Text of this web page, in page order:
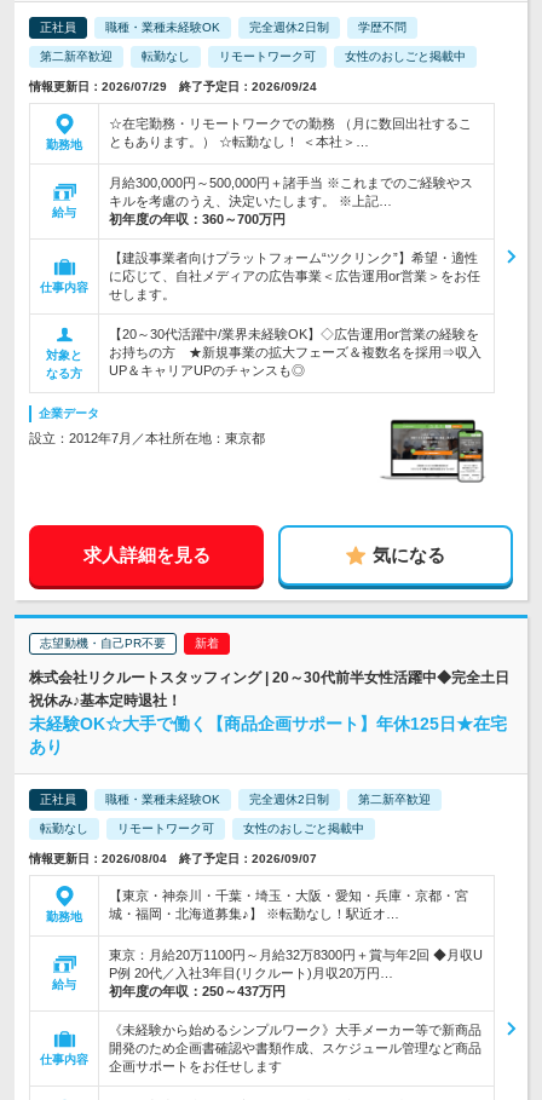
正社員 職種・業種未経験OK 完全週休2日制 学歴不問
第二新卒歓迎 転勤なし リモートワーク可 女性のおしごと掲載中
情報更新日：2026/07/29 終了予定日：2026/09/24
勤務地
☆在宅勤務・リモートワークでの勤務 （月に数回出社するこ
ともあります。） ☆転勤なし！ ＜本社＞…
給与
月給300,000円～500,000円＋諸手当 ※これまでのご経験やス
キルを考慮のうえ、決定いたします。 ※上記…
初年度の年収： 360～700万円
仕事内容
【建設事業者向けプラットフォーム“ツクリンク”】希望・適性
に応じて、自社メディアの広告事業＜広告運用or営業＞をお任
せします。
対象と
なる方
【20～30代活躍中/業界未経験OK】◇広告運用or営業の経験を
お持ちの方 ★新規事業の拡大フェーズ＆複数名を採用⇒収入
UP＆キャリアUPのチャンスも◎
企業データ
設立：2012年7月／本社所在地：東京都
求人詳細を見る 気になる
志望動機・自己PR不要
株式会社リクルートスタッフィング | 20～30代前半女性活躍中◆完全土日
祝休み♪基本定時退社！
未経験OK☆大手で働く【商品企画サポート】年休125日★在宅
あり
正社員 職種・業種未経験OK 完全週休2日制 第二新卒歓迎
転勤なし リモートワーク可 女性のおしごと掲載中
情報更新日：2026/08/04 終了予定日：2026/09/07
勤務地
【東京・神奈川・千葉・埼玉・大阪・愛知・兵庫・京都・宮
城・福岡・北海道募集♪】 ※転勤なし！駅近オ…
給与
東京：月給20万1100円～月給32万8300円＋賞与年2回 ◆月収U
P例 20代／入社3年目(リクルート)月収20万円…
初年度の年収： 250～437万円
仕事内容
《未経験から始めるシンプルワーク》大手メーカー等で新商品
開発のため企画書確認や書類作成、スケジュール管理など商品
企画サポートをお任せします